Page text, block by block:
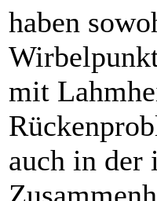
haben
mit
auch in der